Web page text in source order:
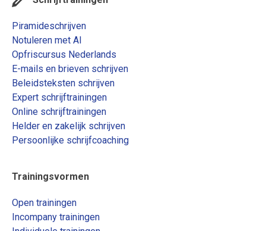
Piramideschrijven
Notuleren met AI
Opfriscursus Nederlands
E-mails en brieven schrijven
Beleidsteksten schrijven
Expert schrijftrainingen
Online schrijftrainingen
Helder en zakelijk schrijven
Persoonlijke schrijfcoaching
Trainingsvormen
Open trainingen
Incompany trainingen